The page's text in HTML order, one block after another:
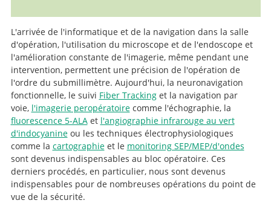
L'arrivée de l'informatique et de la navigation dans la salle
d'opération, l'utilisation du microscope et de l'endoscope et
l'amélioration constante de l'imagerie, même pendant une
intervention, permettent une précision de l'opération de
l'ordre du submillimètre. Aujourd'hui, la neuronavigation
fonctionnelle, le suivi Fiber Trackinget la navigation par
voie, l'imagerie peropératoirecomme l'échographie, la
fluorescence 5-ALAet l'angiographie infrarouge au vert
d'indocyanineou les techniques électrophysiologiques
comme la cartographieet le monitoring SEP/MEP/d'ondes
sont devenus indispensables au bloc opératoire. Ces
derniers procédés, en particulier, nous sont devenus
indispensables pour de nombreuses opérations du point de
vue de la sécurité.